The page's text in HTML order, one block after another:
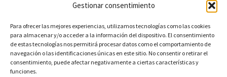
Gestionar consentimiento
Para ofrecer las mejores experiencias, utilizamos tecnologías como las cookies
para almacenar y/o acceder a la información del dispositivo. El consentimiento
de estas tecnologías nos permitirá procesar datos como el comportamiento de
navegación o las identificaciones únicas en este sitio. No consentir o retirar el
consentimiento, puede afectar negativamente a ciertas características y
funciones.
camiseta y postales de regalo)
35,00€33,25€